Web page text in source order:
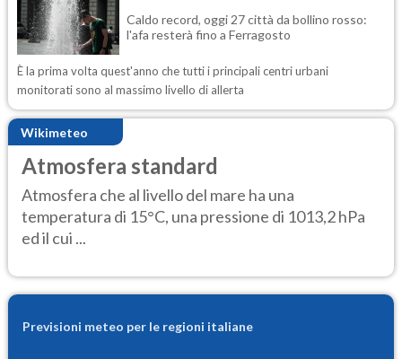
Caldo record, oggi 27 città da bollino rosso:
l'afa resterà fino a Ferragosto
È la prima volta quest'anno che tutti i principali centri urbani
monitorati sono al massimo livello di allerta
Wikimeteo
Atmosfera standard
Atmosfera che al livello del mare ha una
temperatura di 15°C, una pressione di 1013,2 hPa
ed il cui ...
Previsioni meteo per le regioni italiane